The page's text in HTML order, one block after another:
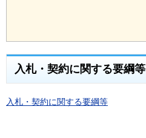
入札・契約に関する要綱等
入札・契約に関する要綱等